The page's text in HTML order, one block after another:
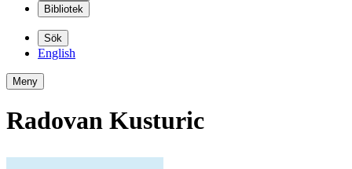
Bibliotek
Sök
English
Meny
Radovan Kusturic